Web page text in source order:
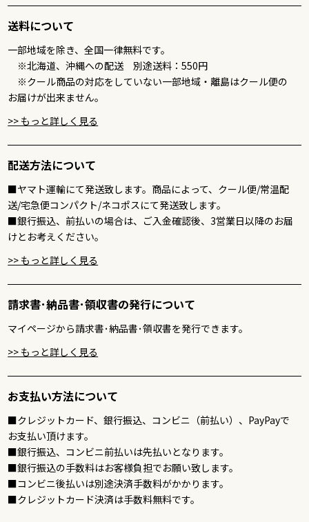
送料について
一部地域を除き、全国一律無料です。
※北海道、沖縄への配送 別途送料：550円
※クール商品の対応をしていない一部地域・離島はクール便の
お届けが出来ません。
>> もっと詳しく見る
配送方法について
■ヤマト運輸にて発送致します。商品によって、クール便/常温配
送/宅急便コンパクト/ネコポスにて発送致します。
■銀行振込、前払いの場合は、ご入金確認後、3営業日以降のお届
けとお考えください。
>> もっと詳しく見る
請求書･納品書･領収書の発行について
マイページから請求書･納品書･領収書を発行できます。
>> もっと詳しく見る
お支払い方法について
■クレジットカード、銀行振込、コンビニ（前払い）、PayPayで
お支払い頂けます。
■銀行振込、コンビニ前払いは先払いとなります。
■銀行振込の手数料はお客様負担でお願い致します。
■コンビニ後払いは別途決済手数料がかかります。
■クレジットカード決済は手数料無料です。